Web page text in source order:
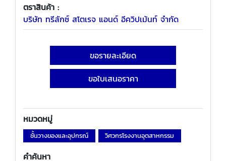
ตราสินค้า :
บริษัท ทรีลักซ์ สโตเรจ แอนด์ อีควิปเม้นท์ จำกัด
ขอรายละเอียด
ขอใบเสนอราคา
หมวดหมู่
ชั้นวางของและอุปกรณ์ วิศวกรโรงงานอุตสาหกรรม
คำค้นหา